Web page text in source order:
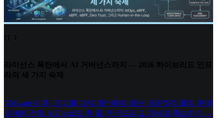
IT
라이선스 폭탄에서 AI 거버넌스까지 — 2026 하이브리드 인프
라의 세 가지 숙제
VMware 이후, TCO를 다시 계산해야 하는 이유정적 룰의 한계
와 에이전틱 AIOps코드 한 줄 안 건드리고 가시성 확보하기 —